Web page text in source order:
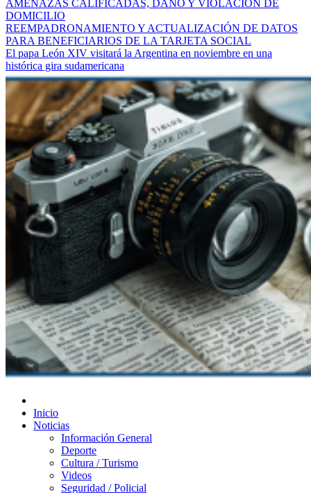
AMENAZAS CALIFICADAS, DAÑO Y VIOLACIÓN DE
DOMICILIO
REEMPADRONAMIENTO Y ACTUALIZACIÓN DE DATOS
PARA BENEFICIARIOS DE LA TARJETA SOCIAL
El papa León XIV visitará la Argentina en noviembre en una
histórica gira sudamericana
Diario de Las Varillas
Inicio
Noticias
Información General
Deporte
Cultura / Turismo
Videos
Seguridad / Policial